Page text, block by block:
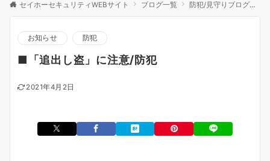
セイホーセキュリティWEBサイト ブログ一覧 防犯/見守りブログ
お知らせ 防犯
■「追出し盗」に注意/防犯
2021年4月2日